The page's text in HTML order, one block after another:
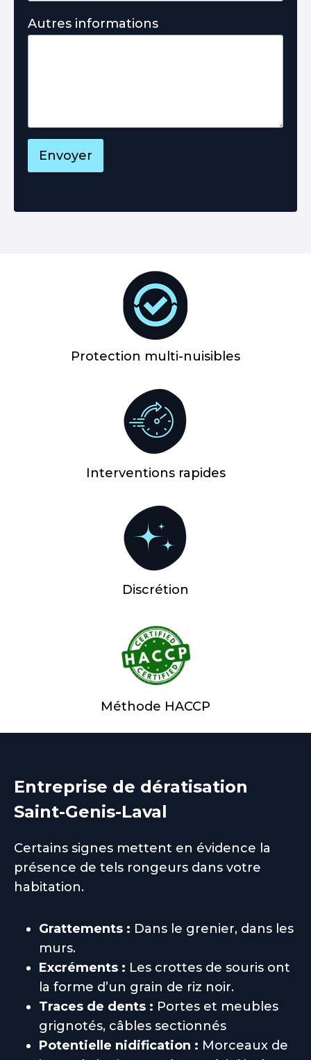
Autres informations
Envoyer
Protection multi-nuisibles
Interventions rapides
Discrétion
Méthode HACCP
Entreprise de dératisation
Saint-Genis-Laval
Certains signes mettent en évidence la
présence de tels rongeurs dans votre
habitation.
Grattements : Dans le grenier, dans les
murs.
Excréments : Les crottes de souris ont
la forme d’un grain de riz noir.
Traces de dents : Portes et meubles
grignotés, câbles sectionnés
Potentielle nidification : Morceaux de